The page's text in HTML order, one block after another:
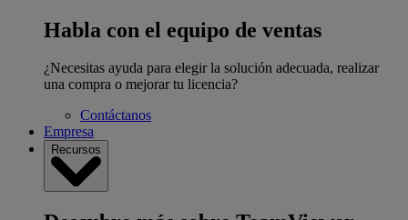
Habla con el equipo de ventas
¿Necesitas ayuda para elegir la solución adecuada, realizar
una compra o mejorar tu licencia?
Contáctanos
Empresa
Recursos